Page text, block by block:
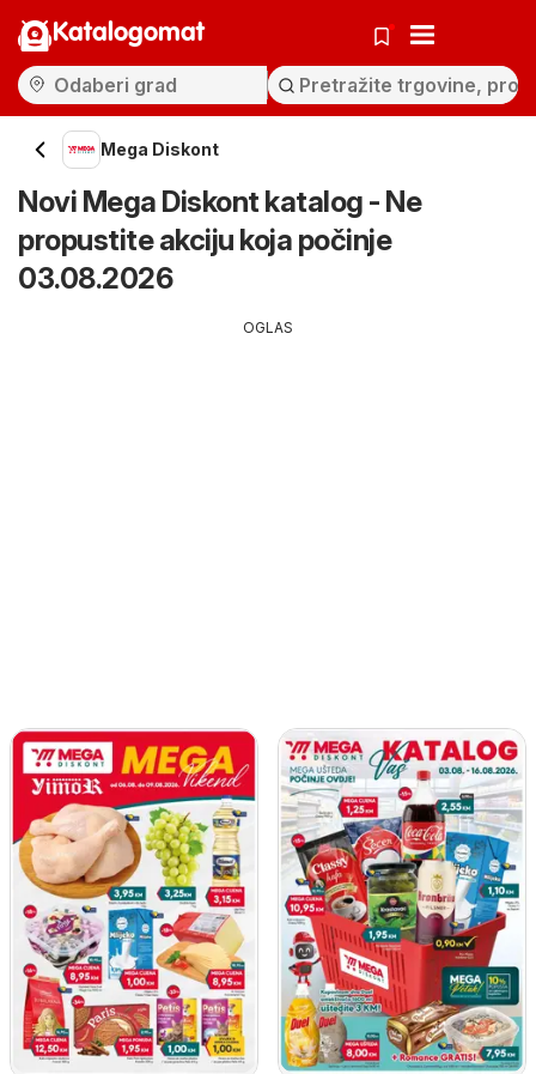
Katalogomat
Mega Diskont
Novi Mega Diskont katalog - Ne
propustite akciju koja počinje
03.08.2026
OGLAS